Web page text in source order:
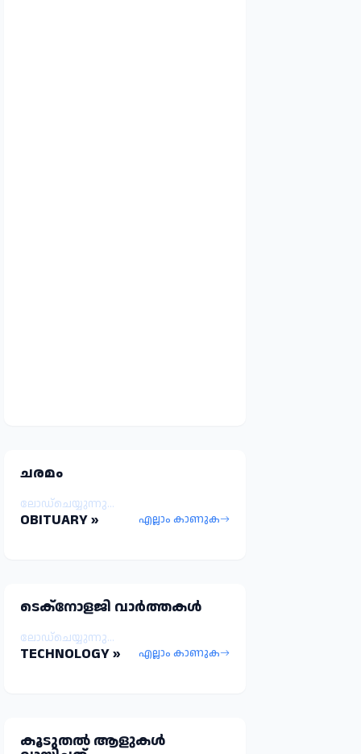
ചരമം
ലോഡ്ചെയ്യുന്നു...
OBITUARY » എല്ലാം കാണുക
ടെക്നോളജി വാർത്തകള്‍
ലോഡ്ചെയ്യുന്നു...
TECHNOLOGY » എല്ലാം കാണുക
കൂടുതല്‍ ആളുകള്‍